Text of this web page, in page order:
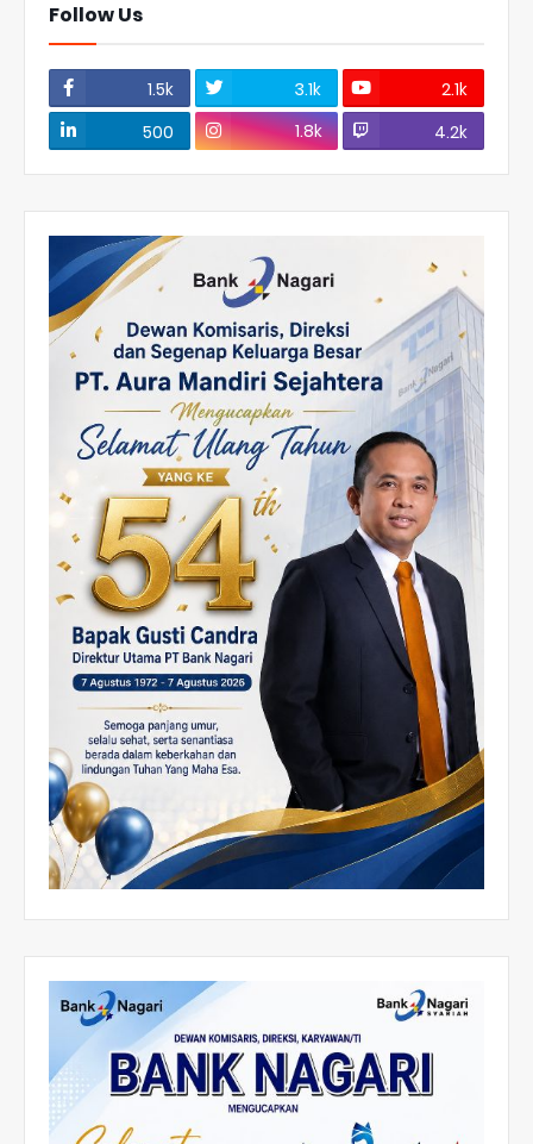
Follow Us
1.5k 3.1k
2.1k
500
1.8k 4.2k